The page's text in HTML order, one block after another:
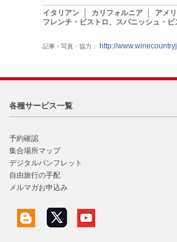
イタリアン カリフォルニア
アメ
フレンチ・ビストロ、スパニッシュ・ビ
記事・写真・協力： http://
各種サービス一覧
予約確認
集合場所マップ
デジタルパンフレット
自由旅行の手配
メルマガお申込み